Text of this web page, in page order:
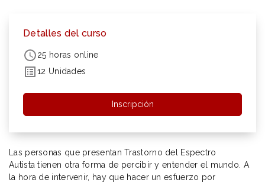
Detalles del curso
25 horas online
12 Unidades
Inscripción
Las personas que presentan Trastorno del Espectro
Autista tienen otra forma de percibir y entender el mundo. A
la hora de intervenir, hay que hacer un esfuerzo por